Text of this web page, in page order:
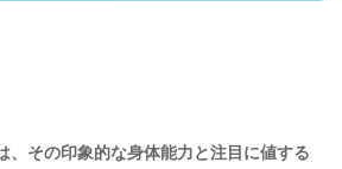
、その印象的な身体能力と注目に値する